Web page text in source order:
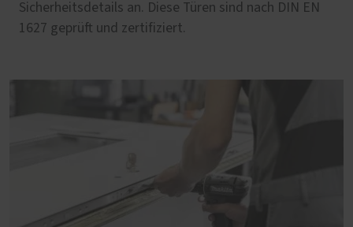
Sicherheitsdetails an. Diese Türen sind nach DIN EN
1627 geprüft und zertifiziert.